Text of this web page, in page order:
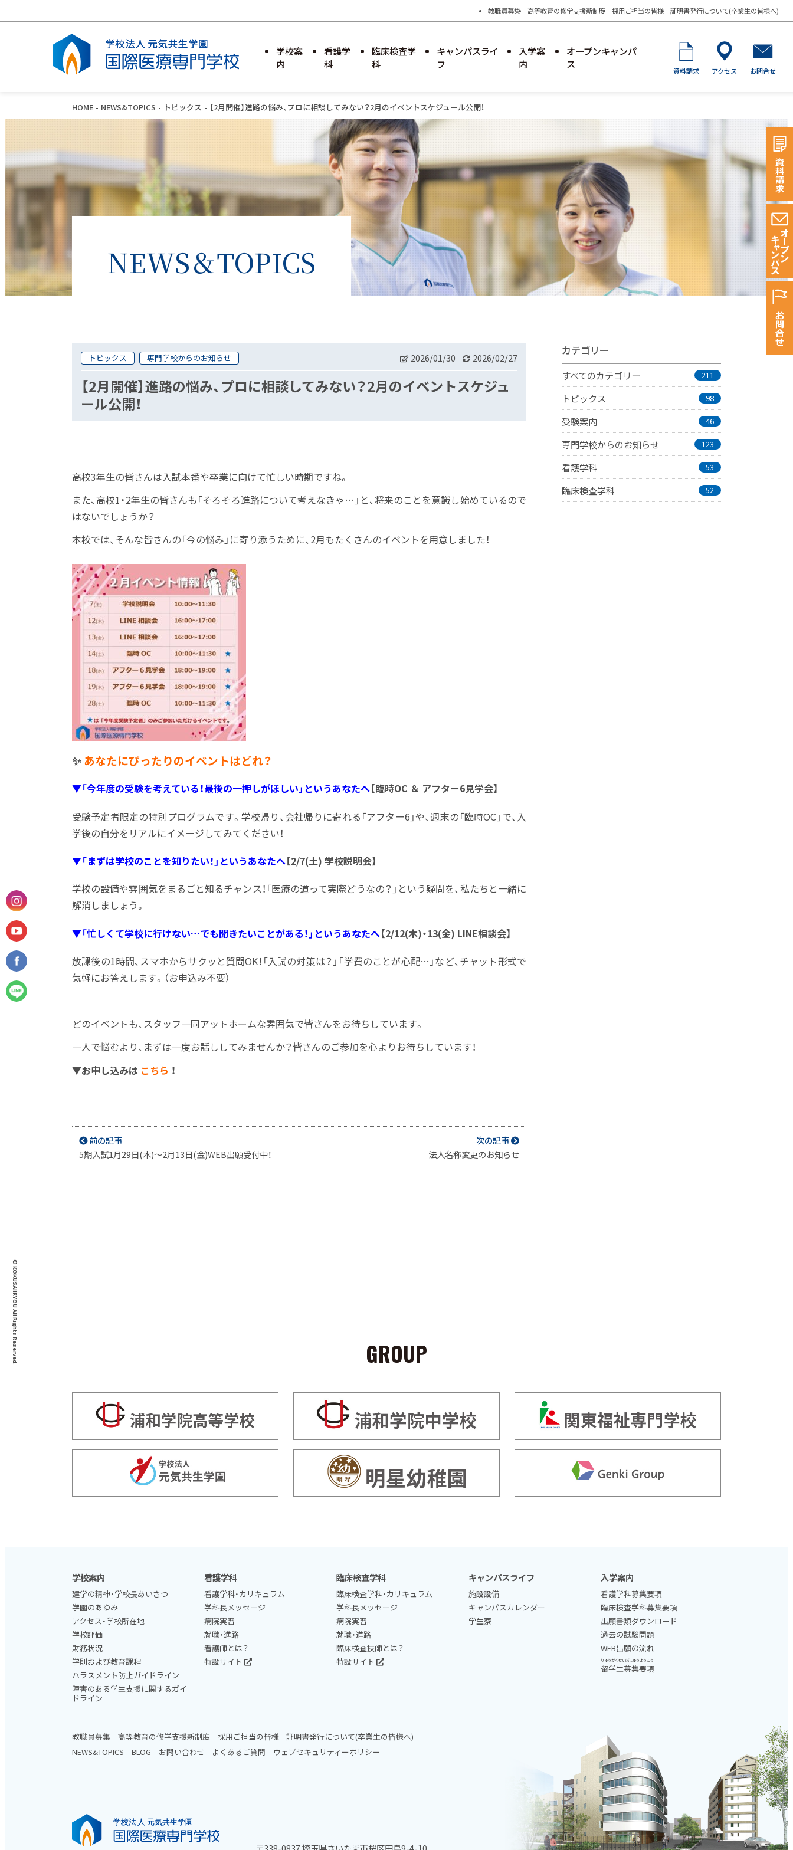
教職員募集 高等教育の修学支援新制度 採用ご担当の皆様 証明書発行について(卒業生の皆様へ)
学校案
内
学校案内
学園のあゆみ
アクセス・学校所在地 学校評価
財務状況 学則および教育課程
障害のある学生支援に関するガイド
ライン
看護学
科
看護学科
学科長メッセージ
病院実習 就職・進路
看護師とは？
臨床検査学
科
臨床検査学科
学科長メッセージ
病院実習 就職・進路
臨床検査技師とは？
キャンパスライ
フ
キャンパスライフ
キャンパスカレンダー
学生寮
入学案
内
入学案内
臨床検査学科募集要項
出願書類ダウンロード 過去の試験問題
WEB出願の流れ 留学生募集要項
りゅうがくせいぼしゅうようこう
オープンキャンパ
ス
オープンキャンパス
会
SNSのご案内
資料請求 アクセス お問合せ
HOME NEWS&TOPICS トピックス 【2月開催】進路の悩み、プロに相談してみない？2月のイベントスケジュール公開！
NEWS＆TOPICS
トピックス 専門学校からのお知らせ 2026/01/30 2026/02/27
【2月開催】進路の悩み、プロに相談してみない？2月のイベントスケジュ
ール公開！
高校3年生の皆さんは入試本番や卒業に向けて忙しい時期ですね。
また、高校1・2年生の皆さんも「そろそろ進路について考えなきゃ…」と、将来のことを意識し始めているので
はないでしょうか？
本校では、そんな皆さんの「今の悩み」に寄り添うために、2月もたくさんのイベントを用意しました！
✨あなたにぴったりのイベントはどれ？
▼「今年度の受験を考えている！最後の一押しがほしい」というあなたへ【臨時OC ＆ アフター6見学会】
受験予定者限定の特別プログラムです。学校帰り、会社帰りに寄れる「アフター6」や、週末の「臨時OC」で、入
学後の自分をリアルにイメージしてみてください！
▼「まずは学校のことを知りたい！」というあなたへ【2/7(土) 学校説明会】
学校の設備や雰囲気をまるごと知るチャンス！「医療の道って実際どうなの？」という疑問を、私たちと一緒に
解消しましょう。
▼「忙しくて学校に行けない…でも聞きたいことがある！」というあなたへ【2/12(木)・13(金) LINE相談会】
放課後の1時間、スマホからサクッと質問OK！「入試の対策は？」「学費のことが心配…」など、チャット形式で
気軽にお答えします。（お申込み不要）
どのイベントも、スタッフ一同アットホームな雰囲気で皆さんをお待ちしています。
一人で悩むより、まずは一度お話ししてみませんか？皆さんのご参加を心よりお待ちしています！
▼お申し込みは こちら ！
前の記事
5期入試1月29日(木)～2月13日(金)WEB出願受付中！
次の記事
法人名称変更のお知らせ
カテゴリー
すべてのカテゴリー 211
トピックス 98
受験案内 46
専門学校からのお知らせ 123
看護学科 53
臨床検査学科 52
GROUP
学校案内
建学の精神・学校長あいさつ
学園のあゆみ
アクセス・学校所在地
学校評価
財務状況
学則および教育課程
ハラスメント防止ガイドライン
障害のある学生支援に関するガイ
ドライン
看護学科
看護学科・カリキュラム
学科長メッセージ
病院実習
就職・進路
看護師とは？
特設サイト
臨床検査学科
臨床検査学科・カリキュラム
学科長メッセージ
病院実習
就職・進路
臨床検査技師とは？
特設サイト
キャンパスライフ
施設設備
キャンパスカレンダー
学生寮
入学案内
看護学科募集要項
臨床検査学科募集要項
出願書類ダウンロード
過去の試験問題
WEB出願の流れ
留学生募集要項
りゅうがくせいぼしゅうようこう
教職員募集 高等教育の修学支援新制度 採用ご担当の皆様
証明書発行について(卒業生の皆様へ)
NEWS&TOPICS
BLOG お問い合わせ よくあるご質問 ウェブセキュリティーポリシー
© KOKUSAIIRYOU All Rights Reserved.